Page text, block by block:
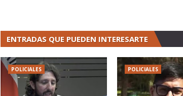
ENTRADAS QUE PUEDEN INTERESARTE
POLICIALES POLICIALES